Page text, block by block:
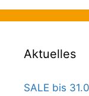
Aktuelles
SALE bis